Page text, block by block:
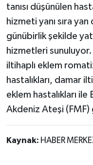
tanısı düşünülen
hizmeti yanı sıra
günübirlik şekilde
hizmetleri
iltihaplı eklem
hastalıkları, damar
eklem hastalıkları ile
Akdeniz Ateşi (FMF)
Kaynak: HABER